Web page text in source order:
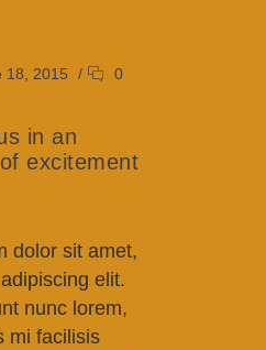
18, 2015 /
0
in an
excitement
dolor sit amet,
elit.
nunc lorem,
mi facilisis